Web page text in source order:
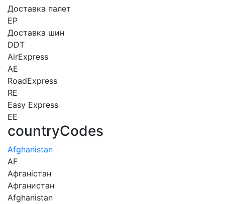
Доставка палет
EP
Доставка шин
DDT
AirExpress
AE
RoadExpress
RE
Easy Express
EE
countryCodes
Afghanistan
AF
Афганістан
Афганистан
Afghanistan